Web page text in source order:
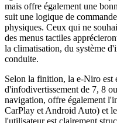
mais offre également une
suit une logique de
physiques. Ceux qui ne
des menus tactiles
la climatisation, du système
conduite.
Selon la finition, la e-Niro est
d'infodivertissement de 7, 8
navigation, offre également
CarPlay et Android Auto) et